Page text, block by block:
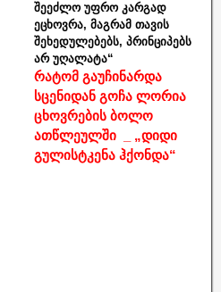
შეეძლო უფრო კარგად
ეცხოვრა, მაგრამ თავის
შეხედულებებს, პრინციპებს
არ უღალატა“
რატომ გაუჩინარდა
სცენიდან გოჩა ლორია
ცხოვრების ბოლო
ათწლეულში _ „დიდი
გულისტკენა ჰქონდა“